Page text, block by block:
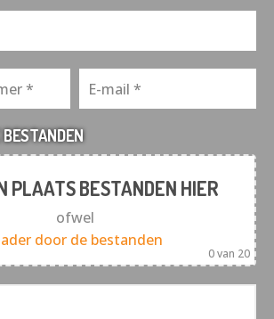
PLAATS BESTANDEN HIER
ofwel
door de bestanden
0van 20